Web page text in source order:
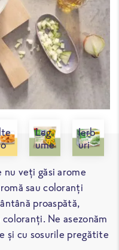
Leg
ume
Ierb
uri
aro
mat
ice
veți găsi arome
sau coloranți
proaspătă,
Ne asezonăm
și cu sosurile pregătite